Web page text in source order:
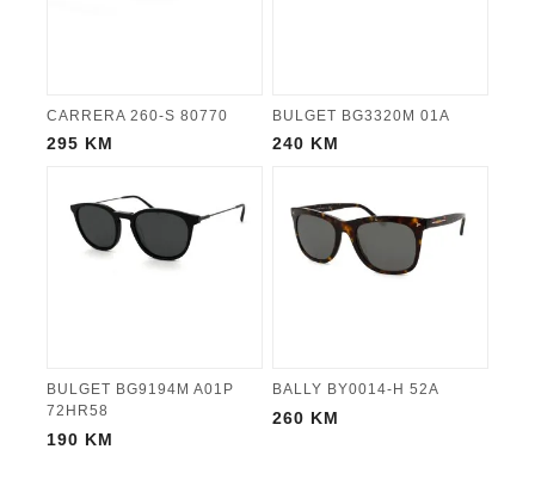
CARRERA 260-S 80770
295 KM
BULGET BG3320M 01A
240 KM
BULGET BG9194M A01P
72HR58
190 KM
BALLY BY0014-H 52A
260 KM